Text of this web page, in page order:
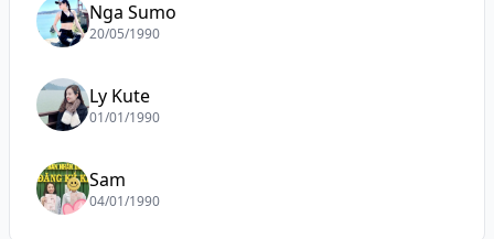
Nga Sumo
20/05/1990
Ly Kute
01/01/1990
Sam
04/01/1990